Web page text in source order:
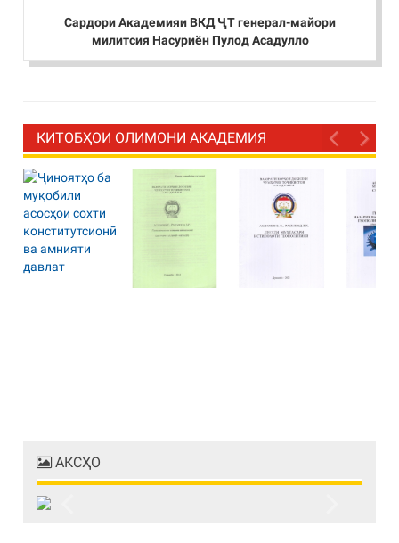
Сардори Академияи ВКД ҶТ генерал-майори
милитсия Насуриён Пулод Асадулло
КИТОБҲОИ ОЛИМОНИ АКАДЕМИЯ
АКСҲО